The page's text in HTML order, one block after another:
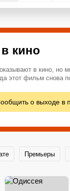
кино
в кино, но
этот фильм снова
о выходе в
Премьеры